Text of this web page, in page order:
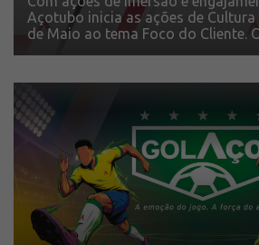
Solicite um orçamento
Sobre a Açotubo
Planos de Financiamento
Compliance e LGPD
Ouvidoria
ESG
Açotubo inicia as ações de
de Maio ao tema Foco do Cliente.